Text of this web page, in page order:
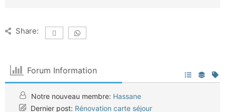
Share:
Forum Information
Notre nouveau membre: Hassane
Dernier post: Rénovation carte séjour